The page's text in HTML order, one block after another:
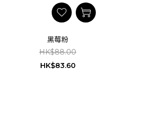
黑莓粉
HK$88.00
HK$83.60